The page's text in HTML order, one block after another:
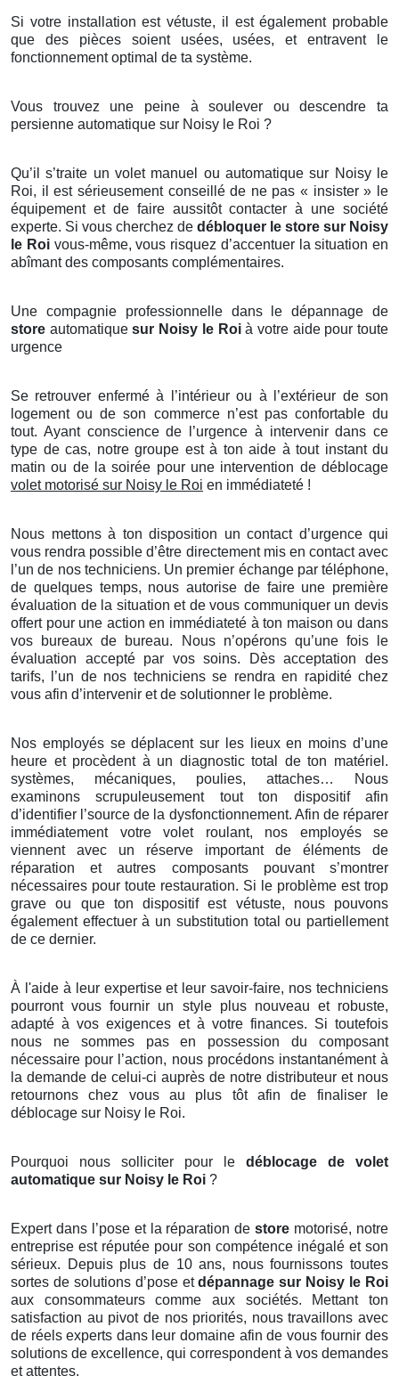
Si votre installation est vétuste, il est également probable
que des pièces soient usées, usées, et entravent le
fonctionnement optimal de ta système.
Vous trouvez une peine à soulever ou descendre ta
persienne automatique sur Noisy le Roi ?
Qu’il s’traite un volet manuel ou automatique sur Noisy le
Roi, il est sérieusement conseillé de ne pas « insister » le
équipement et de faire aussitôt contacter à une société
experte. Si vous cherchez de débloquer le store sur Noisy
le Roivous-même, vous risquez d’accentuer la situation en
abîmant des composants complémentaires.
Une compagnie professionnelle dans le dépannage de
store automatiquesur Noisy le Roià votre aide pour toute
urgence
Se retrouver enfermé à l’intérieur ou à l’extérieur de son
logement ou de son commerce n’est pas confortable du
tout. Ayant conscience de l’urgence à intervenir dans ce
type de cas, notre groupe est à ton aide à tout instant du
matin ou de la soirée pour une intervention de déblocage
volet motorisé sur Noisy le Roi en immédiateté !
Nous mettons à ton disposition un contact d’urgence qui
vous rendra possible d’être directement mis en contact avec
l’un de nos techniciens. Un premier échange par téléphone,
de quelques temps, nous autorise de faire une première
évaluation de la situation et de vous communiquer un devis
offert pour une action en immédiateté à ton maison ou dans
vos bureaux de bureau. Nous n’opérons qu’une fois le
évaluation accepté par vos soins. Dès acceptation des
tarifs, l’un de nos techniciens se rendra en rapidité chez
vous afin d’intervenir et de solutionner le problème.
Nos employés se déplacent sur les lieux en moins d’une
heure et procèdent à un diagnostic total de ton matériel.
systèmes, mécaniques, poulies, attaches… Nous
examinons scrupuleusement tout ton dispositif afin
d’identifier l’source de la dysfonctionnement. Afin de réparer
immédiatement votre volet roulant, nos employés se
viennent avec un réserve important de éléments de
réparation et autres composants pouvant s’montrer
nécessaires pour toute restauration. Si le problème est trop
grave ou que ton dispositif est vétuste, nous pouvons
également effectuer à un substitution total ou partiellement
de ce dernier.
À l'aide à leur expertise et leur savoir-faire, nos techniciens
pourront vous fournir un style plus nouveau et robuste,
adapté à vos exigences et à votre finances. Si toutefois
nous ne sommes pas en possession du composant
nécessaire pour l’action, nous procédons instantanément à
la demande de celui-ci auprès de notre distributeur et nous
retournons chez vous au plus tôt afin de finaliser le
déblocage sur Noisy le Roi.
Pourquoi nous solliciter pour le déblocage de volet
automatique sur Noisy le Roi ?
Expert dans l’pose et la réparation destore motorisé, notre
entreprise est réputée pour son compétence inégalé et son
sérieux. Depuis plus de 10 ans, nous fournissons toutes
sortes de solutions d’pose etdépannage sur Noisy le Roi
aux consommateurs comme aux sociétés. Mettant ton
satisfaction au pivot de nos priorités, nous travaillons avec
de réels experts dans leur domaine afin de vous fournir des
solutions de excellence, qui correspondent à vos demandes
et attentes.